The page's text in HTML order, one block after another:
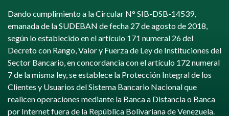
Dando cumplimiento a la Circular N° SIB-DSB-14539,
emanada de la SUDEBAN de fecha 27 de agosto de 2018,
según lo establecido en el artículo 171 numeral 26 del
Decreto con Rango, Valor y Fuerza de Ley de Instituciones del
Sector Bancario, en concordancia con el artículo 172 numeral
7 de la misma ley, se establece la Protección Integral de los
Clientes y Usuarios del Sistema Bancario Nacional que
realicen operaciones mediante la Banca a Distancia o Banca
por Internet fuera de la República Bolivariana de Venezuela.